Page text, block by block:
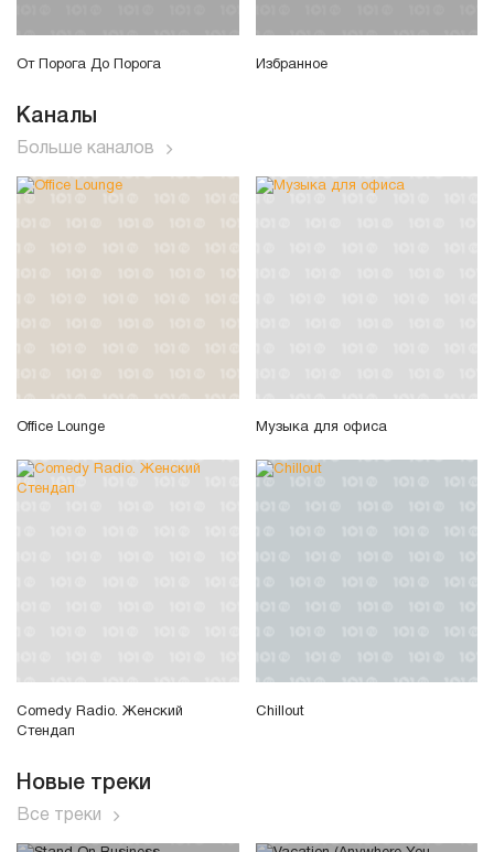
От Порога До Порога Избранное
Каналы
Больше каналов
Office Lounge Музыка для офиса
Comedy Radio. Женский
Стендап
Chillout
Новые треки
Все треки